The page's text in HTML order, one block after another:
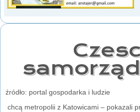
źródło: portal gospodarka i ludzie
chcą metropolii z Katowicami – pokazali